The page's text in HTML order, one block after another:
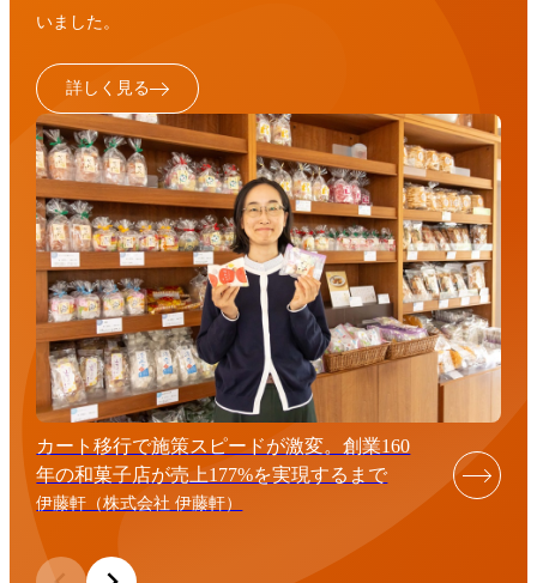
いました。
詳しく見る
カート移行で施策スピードが激変。創業160
年の和菓子店が売上177%を実現するまで
伊藤軒（株式会社 伊藤軒）